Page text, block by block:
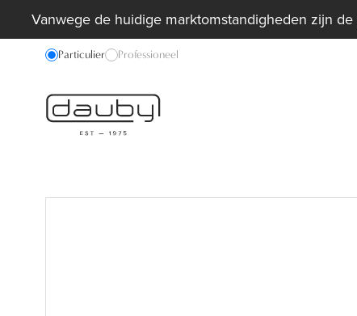
Vanwege de huidige marktomstandigheden zijn de
Particulier Professioneel